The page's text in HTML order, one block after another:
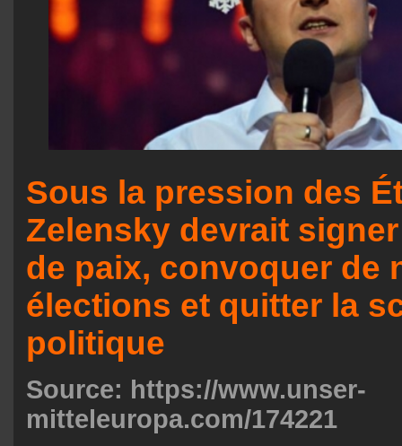
Sous la pression des
Zelensky devrait
de paix, convoquer de
élections et quitter la
politique
Source: https://www.unser-
mitteleuropa.com/174221